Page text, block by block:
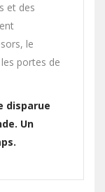
et des
le
portes de
disparue
Un